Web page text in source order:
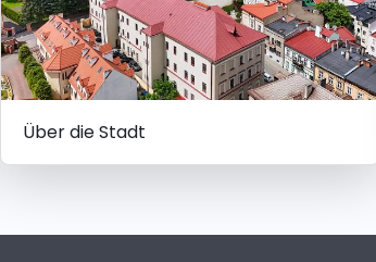
Über die Stadt